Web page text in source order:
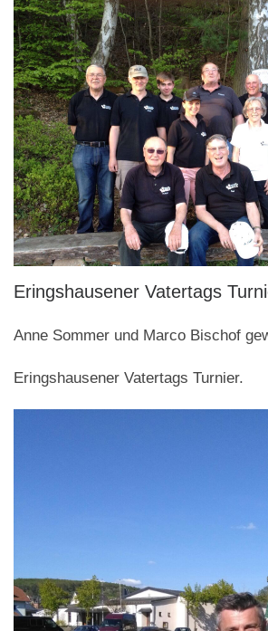
Eringshausener Vatertags
Anne Sommer und Marco Bischof
Eringshausener Vatertags Turnier.